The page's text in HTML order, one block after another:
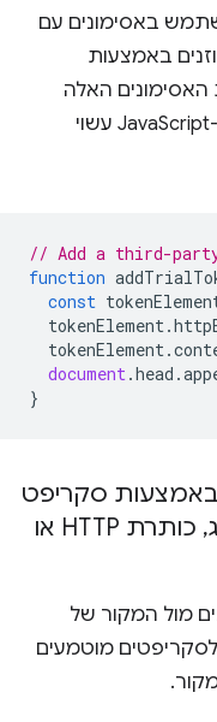
באסימונים עם
באמצעות
האלה
במטא תג או בכותרת באתר. קוד ה-JavaScript עשוי
// Add a third-
function
const
tokenElement.
tokenElement.
document.head .
}
סקריפט
,
כותרת HTTP או
מול המקור של
מוטמעים